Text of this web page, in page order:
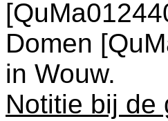
Domen
in Wouw.
Notitie bij de